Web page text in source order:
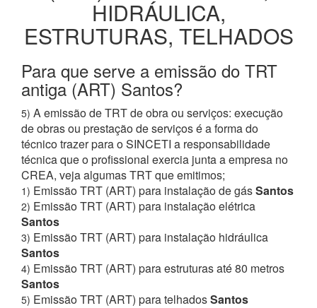
HIDRÁULICA,
ESTRUTURAS, TELHADOS
Para que serve a emissão do TRT
antiga (ART) Santos?
5) A emissão de TRT de obra ou serviços: execução
de obras ou prestação de serviços é a forma do
técnico trazer para o SINCETI a responsabilidade
técnica que o profissional exercia junta a empresa no
CREA, veja algumas TRT que emitimos;
1) Emissão TRT (ART) para instalação de gásSantos
2) Emissão TRT (ART) para instalação elétrica
Santos
3) Emissão TRT (ART) para instalação hidráulica
Santos
4) Emissão TRT (ART) para estruturas até 80 metros
Santos
5) Emissão TRT (ART) para telhadosSantos